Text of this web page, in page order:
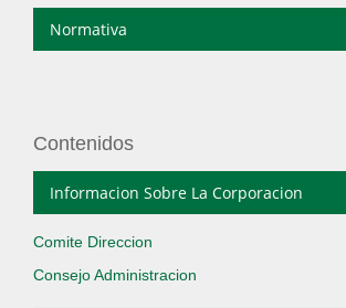
Normativa
Contenidos
Informacion Sobre La Corporacion
Comite Direccion
Consejo Administracion